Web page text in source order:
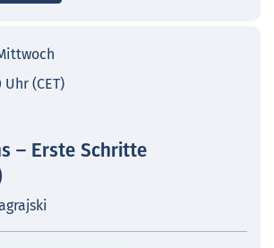
(CET)
– Erste Schritte